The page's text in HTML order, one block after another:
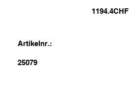
1194.4CHF
Artikelnr.:
25079